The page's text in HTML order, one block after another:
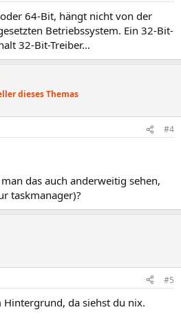
64-Bit, hängt nicht von der
Betriebssystem. Ein 32-Bit-
32-Bit-Treiber...
dieses Themas
#4
das auch anderweitig sehen,
taskmanager)?
#5
da siehst du nix.